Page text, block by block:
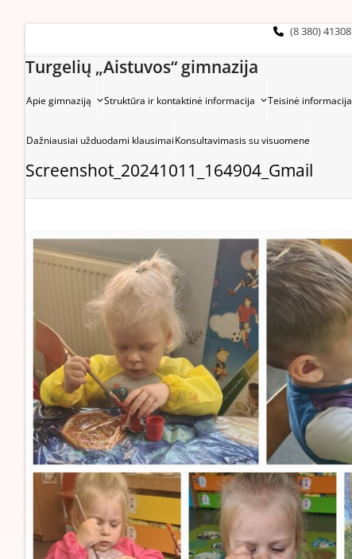
(8 380) 41308
Turgelių „Aistuvos“ gimnazija
Apie gimnaziją Struktūra ir kontaktinė informacija Teisinė informacija
Dažniausiai užduodami klausimaiKonsultavimasis su visuomene
Screenshot_20241011_164904_Gmail